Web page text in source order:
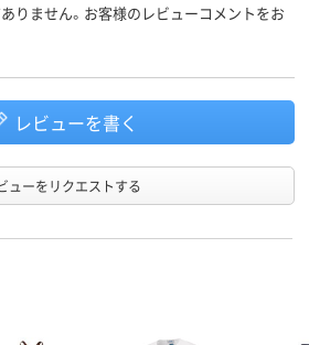
りません。お客様のレビューコメントをお
レビューを書く
ューをリクエストする